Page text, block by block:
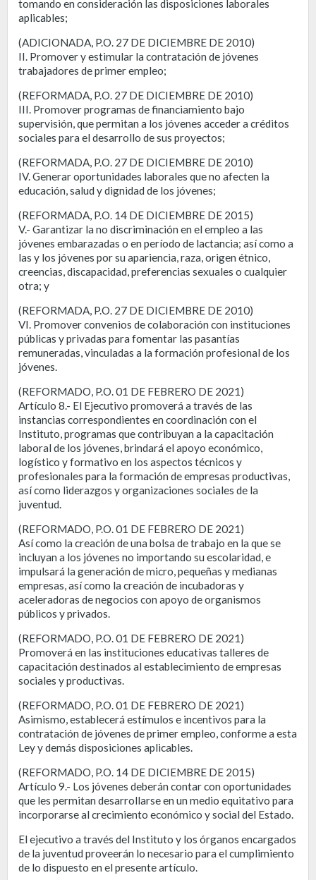
tomando en consideración las disposiciones laborales
aplicables;
(ADICIONADA, P.O. 27 DE DICIEMBRE DE 2010)
II. Promover y estimular la contratación de jóvenes
trabajadores de primer empleo;
(REFORMADA, P.O. 27 DE DICIEMBRE DE 2010)
III. Promover programas de financiamiento bajo
supervisión, que permitan a los jóvenes acceder a créditos
sociales para el desarrollo de sus proyectos;
(REFORMADA, P.O. 27 DE DICIEMBRE DE 2010)
IV. Generar oportunidades laborales que no afecten la
educación, salud y dignidad de los jóvenes;
(REFORMADA, P.O. 14 DE DICIEMBRE DE 2015)
V.- Garantizar la no discriminación en el empleo a las
jóvenes embarazadas o en período de lactancia; así como a
las y los jóvenes por su apariencia, raza, origen étnico,
creencias, discapacidad, preferencias sexuales o cualquier
otra; y
(REFORMADA, P.O. 27 DE DICIEMBRE DE 2010)
VI. Promover convenios de colaboración con instituciones
públicas y privadas para fomentar las pasantías
remuneradas, vinculadas a la formación profesional de los
jóvenes.
(REFORMADO, P.O. 01 DE FEBRERO DE 2021)
Artículo 8.- El Ejecutivo promoverá a través de las
instancias correspondientes en coordinación con el
Instituto, programas que contribuyan a la capacitación
laboral de los jóvenes, brindará el apoyo económico,
logístico y formativo en los aspectos técnicos y
profesionales para la formación de empresas productivas,
así como liderazgos y organizaciones sociales de la
juventud.
(REFORMADO, P.O. 01 DE FEBRERO DE 2021)
Así como la creación de una bolsa de trabajo en la que se
incluyan a los jóvenes no importando su escolaridad, e
impulsará la generación de micro, pequeñas y medianas
empresas, así como la creación de incubadoras y
aceleradoras de negocios con apoyo de organismos
públicos y privados.
(REFORMADO, P.O. 01 DE FEBRERO DE 2021)
Promoverá en las instituciones educativas talleres de
capacitación destinados al establecimiento de empresas
sociales y productivas.
(REFORMADO, P.O. 01 DE FEBRERO DE 2021)
Asimismo, establecerá estímulos e incentivos para la
contratación de jóvenes de primer empleo, conforme a esta
Ley y demás disposiciones aplicables.
(REFORMADO, P.O. 14 DE DICIEMBRE DE 2015)
Artículo 9.- Los jóvenes deberán contar con oportunidades
que les permitan desarrollarse en un medio equitativo para
incorporarse al crecimiento económico y social del Estado.
El ejecutivo a través del Instituto y los órganos encargados
de la juventud proveerán lo necesario para el cumplimiento
de lo dispuesto en el presente artículo.